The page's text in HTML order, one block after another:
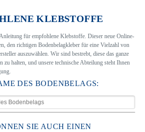
KLEBSTOFFE
für empfohlene Klebstoffe. Dieser neue Online-
den richtigen Bodenbelagkleber für eine Vielzahl von
auszuwählen. Wir sind bestrebt, diese das ganze
zu halten, und unsere technische Abteilung steht Ihnen
DES BODENBELAGS:
SIE AUCH EINEN